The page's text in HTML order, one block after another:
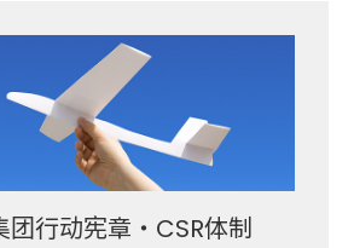
团行动宪章・CSR体制